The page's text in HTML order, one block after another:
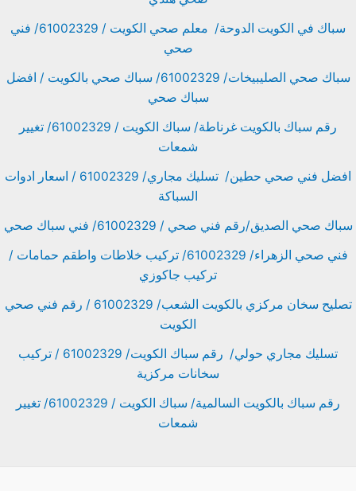
سباك في الكويت الدوحة/ معلم صحي الكويت / 61002329/ فني
صحي
سباك صحي الصليبيخات/ 61002329/ سباك صحي بالكويت / افضل
سباك صحي
رقم سباك بالكويت غرناطة/ سباك الكويت / 61002329/ تغيير
شمعات
افضل فني صحي حطين/ تسليك مجاري/ 61002329 / اسعار ادوات
السباكة
سباك صحي الصديق/رقم فني صحي / 61002329/ فني سباك صحي
فني صحي الزهراء/ 61002329/ تركيب خلاطات واطقم حمامات /
تركيب جاكوزي
تصليح سخان مركزي بالكويت الشعب/ 61002329 / رقم فني صحي
الكويت
تسليك مجاري حولي/ رقم سباك الكويت/ 61002329 / تركيب
سخانات مركزية
رقم سباك بالكويت السالمية/ سباك الكويت / 61002329/ تغيير
شمعات